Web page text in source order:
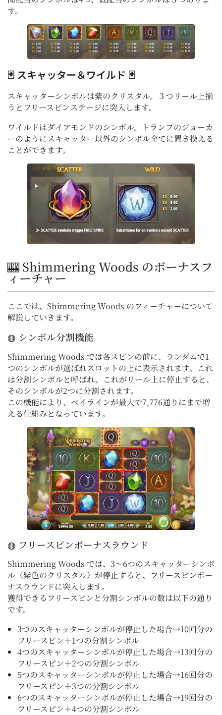
す。
🃏 スキャッター＆ワイルド 🃏
スキャッターシンボルは紫のクリスタル。３つリール上揃
うとフリースピンステージに突入します。
ワイルドはダイアモンドのシンボル。トランプのジョーカ
ーのようにスキャッター以外のシンボル全てに置き換える
ことができます。
🎰 Shimmering Woods のボーナスフ
ィーチャー
ここでは、Shimmering Woods のフィーチャーについて
解説していきます。
◍ シンボル分割機能
Shimmering Woods では各スピンの前に、ランダムで1
つのシンボルが選ばれスロットの上に表示されます。これ
は分割シンボルと呼ばれ、これがリール上に停止すると、
そのシンボルが2つに分割されます。
この機能により、ペイラインが最大で7,776通りにまで増
える仕組みとなっています。
◍ フリースピンボーナスラウンド
Shimmering Woods では、3～6つのスキャッターシンボ
ル（紫色のクリスタル）が停止すると、
フリースピンボー
ナスラウンドに突入します。
獲得できるフリースピンと分割シンボルの数は以下の通り
です。
3つのスキャッターシンボルが停止した場合→10回分の
フリースピン＋1つの分割シンボル
4つのスキャッターシンボルが停止した場合→13回分の
フリースピン＋2つの分割シンボル
5つのスキャッターシンボルが停止した場合→16回分の
フリースピン＋3つの分割シンボル
6つのスキャッターシンボルが停止した場合→19回分の
フリースピン＋4つの分割シンボル